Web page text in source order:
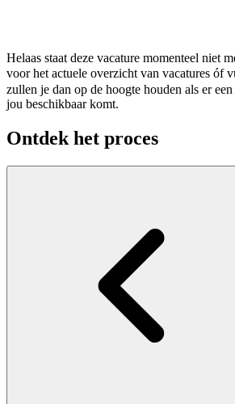
Helaas staat deze vacature momenteel niet
voor het actuele overzicht van vacatures óf
zullen je dan op de hoogte houden als er
jou beschikbaar komt.
Ontdek het proces